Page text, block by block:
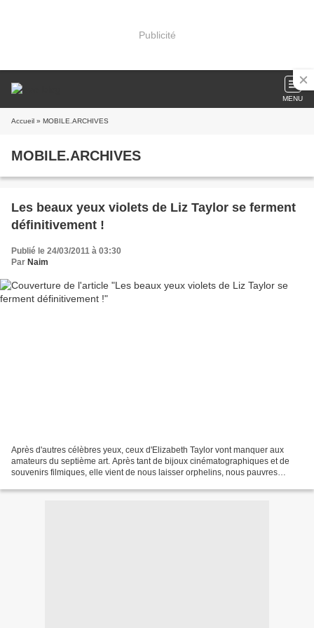
Publicité
MENU
Accueil » MOBILE.ARCHIVES
MOBILE.ARCHIVES
Les beaux yeux violets de Liz Taylor se ferment
définitivement !
Publié le 24/03/2011 à 03:30
Par Naim
Après d'autres célèbres yeux, ceux d'Elizabeth Taylor vont manquer aux
amateurs du septième art. Après tant de bijoux cinématographiques et de
souvenirs filmiques, elle vient de nous laisser orphelins, nous pauvres